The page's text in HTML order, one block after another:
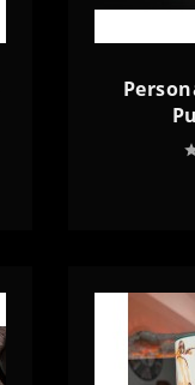
add